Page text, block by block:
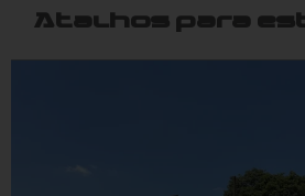
Atalhos para